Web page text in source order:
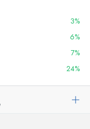
3%
6%
7%
24%